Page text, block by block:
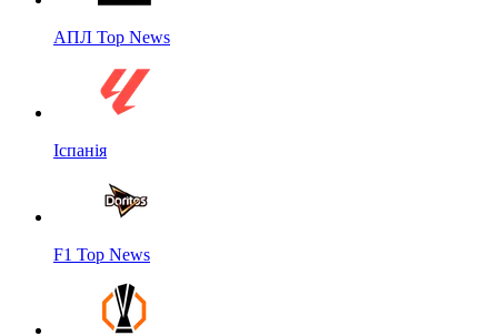
АПЛ Top News
Іспанія
F1 Top News